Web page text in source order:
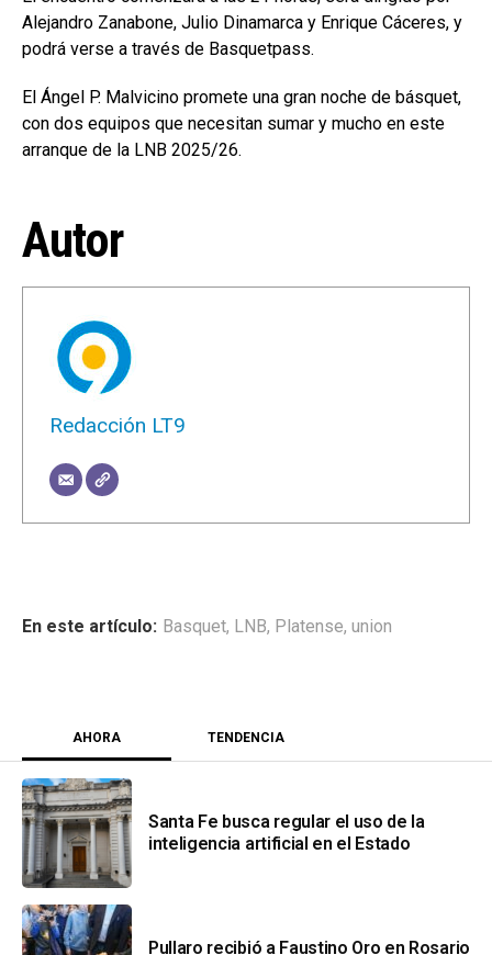
Alejandro Zanabone, Julio Dinamarca y Enrique Cáceres, y
podrá verse a través de Basquetpass.
El Ángel P. Malvicino promete una gran noche de básquet,
con dos equipos que necesitan sumar y mucho en este
arranque de la LNB 2025/26.
Autor
Redacción LT9
Basquet, LNB, Platense, union
AHORA TENDENCIA
Santa Fe busca regular el uso de la
inteligencia artificial en el Estado
Pullaro recibió a Faustino Oro en Rosario